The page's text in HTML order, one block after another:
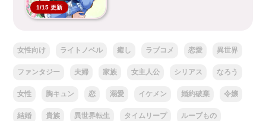
1/15 更新
女性向け ライトノベル 癒し ラブコメ 恋愛 異世界
ファンタジー 夫婦 家族 女主人公 シリアス なろう
女性 胸キュン 恋 溺愛 イケメン 婚約破棄 令嬢
結婚 貴族 異世界転生 タイムリープ ループもの